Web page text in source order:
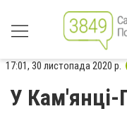
17:01, 30 листопада 2020 р.
У Кам'янці-